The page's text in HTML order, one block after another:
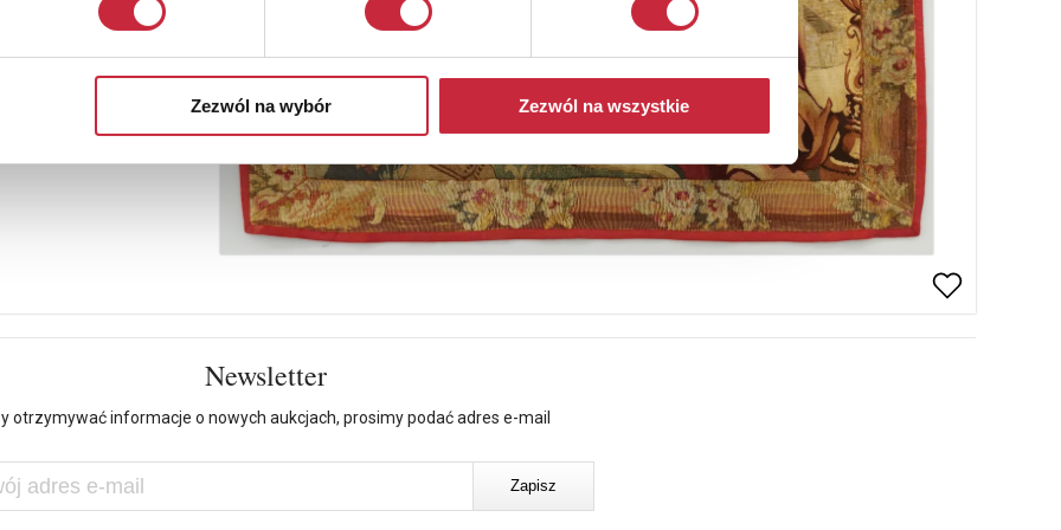
Zezwól na wybór Zezwól na wszystkie
Newsletter
otrzymywać informacje o nowych aukcjach, prosimy podać adres e-mail